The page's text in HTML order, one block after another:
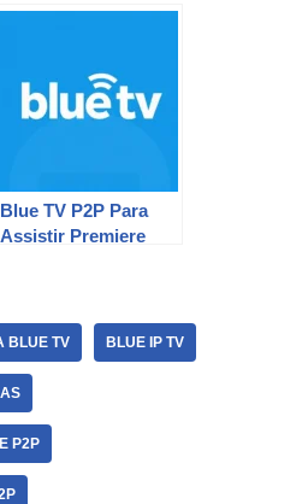
Blue TV P2P Para
Assistir Premiere
BLUE TV BLUE IP TV
P2P